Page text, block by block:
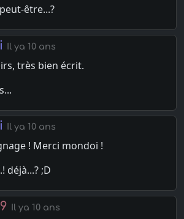
être...?
Il ya 10 ans
très bien écrit.
Il ya 10 ans
! Merci mondoi !
déjà...? ;D
Il ya 10 ans